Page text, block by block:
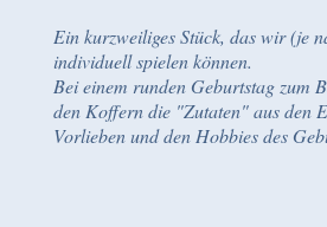
Ein kurzweiliges Stück, das wir (je
individuell spielen können.
Bei einem runden Geburtstag zum
den Koffern die "Zutaten" aus den
Vorlieben und den Hobbies des